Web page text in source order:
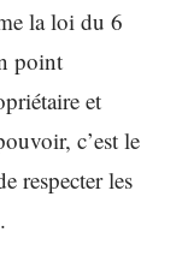
la loi du 6
point
et
c’est le
respecter les